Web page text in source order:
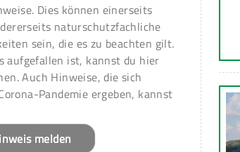
Dies können einerseits
naturschutzfachliche
sein, die es zu beachten gilt.
aufgefallen ist, kannst du hier
Auch Hinweise, die sich
Pandemie ergeben, kannst
melden